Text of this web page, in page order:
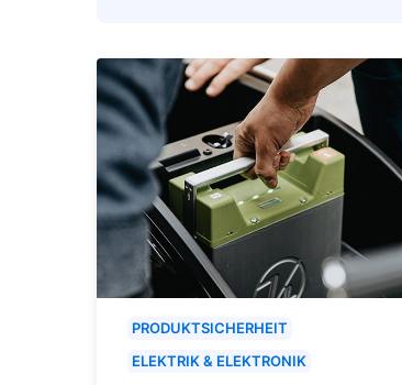
PRODUKTSICHERHEIT
ELEKTRIK & ELEKTRONIK